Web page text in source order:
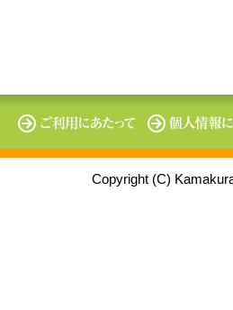
Copyright (C)